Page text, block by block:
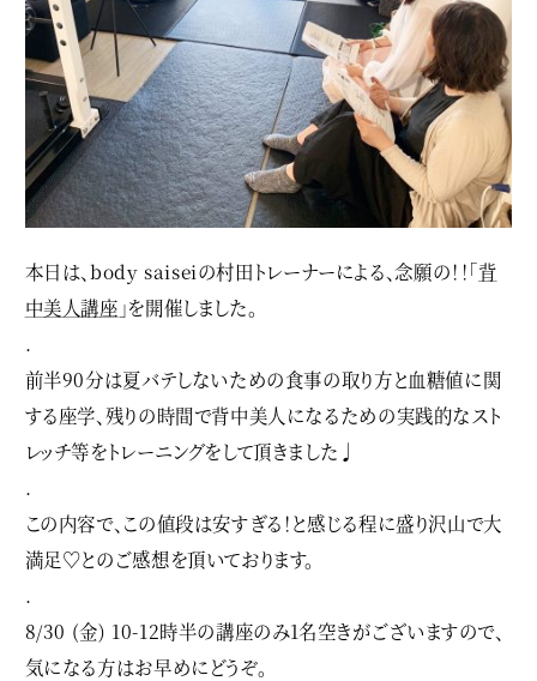
本日は、body saiseiの村田トレーナーによる、念願の！！「背
中美人講座 」を開催しました。
.
前半90分は夏バテしないための食事の取り方と血糖値に関
する座学、残りの時間で背中美人になるための実践的なスト
レッチ等をトレーニングをして頂きました♩
.
この内容で、この値段は安すぎる！と感じる程に盛り沢山で大
満足♡とのご感想を頂いております。
.
8/30 (金) 10-12時半の講座のみ1名空きがございますので、
気になる方はお早めにどうぞ。